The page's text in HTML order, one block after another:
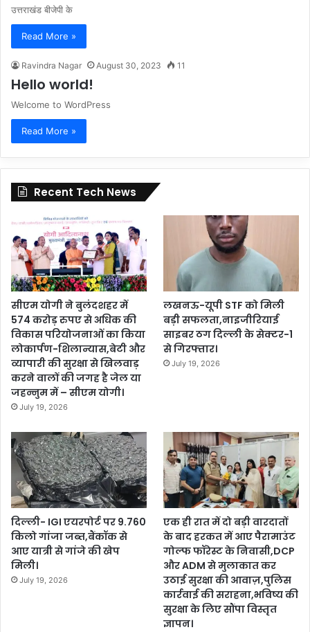
उत्तराखंड बीजेपी के
Read More »
Ravindra Nagar August 30, 2023 11
Hello world!
Welcome to WordPress
Read More »
Recent Tech News
सीएम योगी ने बुलंदशहर में
574 करोड़ रुपए से अधिक की
विकास परियोजनाओं का किया
लोकार्पण-शिलान्यास,बेटी और
व्यापारी की सुरक्षा से खिलवाड़
करने वालों की जगह है जेल या
जहन्नुम में – सीएम योगी।
July 19, 2026
लखनऊ-यूपी STF को मिली
बड़ी सफलता,नाइजीरियाई
साइबर ठग दिल्ली के सेक्टर-1
से गिरफ्तार।
July 19, 2026
दिल्ली- IGI एयरपोर्ट पर 9.760
किलो गांजा जब्त,बैंकॉक से
आए यात्री से गांजे की खेप
मिली।
July 19, 2026
एक ही रात में दो बड़ी वारदातों
के बाद हरकत में आए पैरामाउंट
गोल्फ फॉरेस्ट के निवासी,DCP
और ADM से मुलाकात कर
उठाई सुरक्षा की आवाज़,पुलिस
कार्रवाई की सराहना,भविष्य की
सुरक्षा के लिए सौंपा विस्तृत
ज्ञापन।